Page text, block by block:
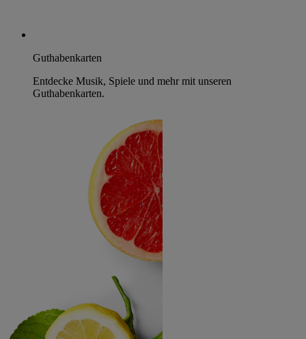
Guthabenkarten
Entdecke Musik, Spiele und mehr mit unseren
Guthabenkarten.